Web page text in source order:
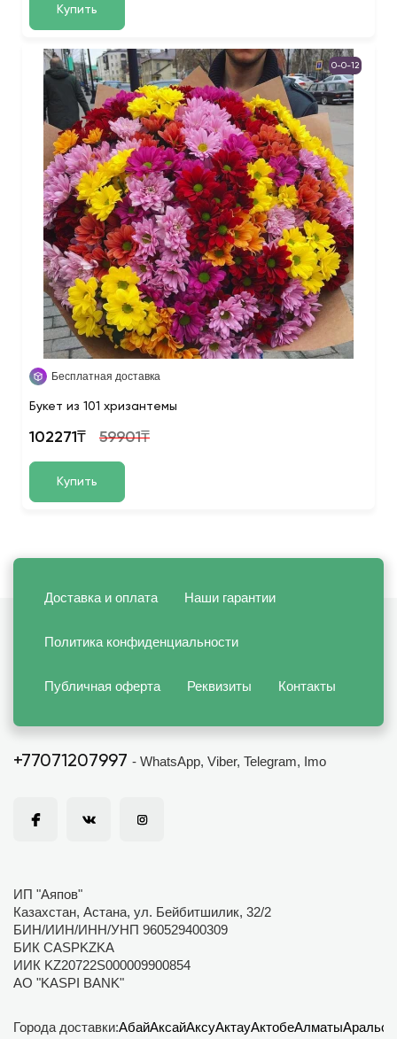
Купить
0-0-12
Бесплатная доставка
Букет из 101 хризантемы
102271₸ 59901₸
Купить
Доставка и оплата Наши гарантии
Политика конфиденциальности
Публичная оферта Реквизиты Контакты
+77071207997 - WhatsApp, Viber, Telegram, Imo
ИП "Аяпов"
Казахстан, Астана, ул. Бейбитшилик, 32/2
БИН/ИИН/ИНН/УНП 960529400309
БИК CASPKZKA
ИИК KZ20722S000009900854
АО "KASPI BANK"
Города доставки:АбайАксайАксуАктауАктобеАлматыАральск